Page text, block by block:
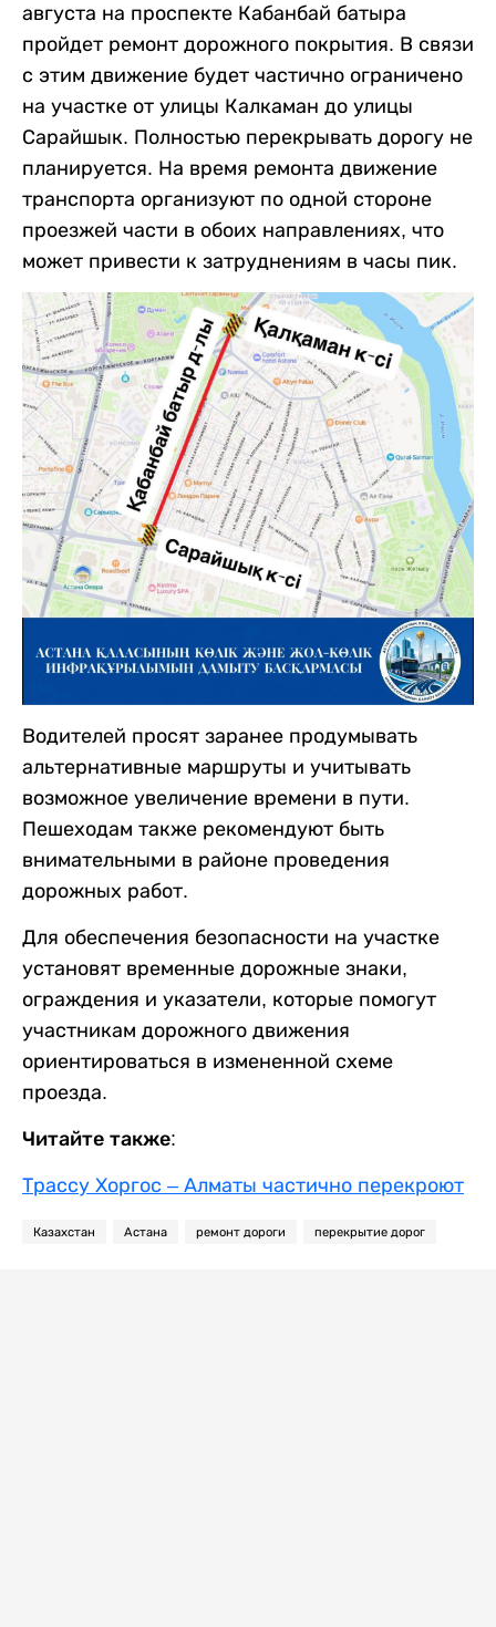
августа на проспекте Кабанбай батыра
пройдет ремонт дорожного покрытия. В связи
с этим движение будет частично ограничено
на участке от улицы Калкаман до улицы
Сарайшык. Полностью перекрывать дорогу не
планируется. На время ремонта движение
транспорта организуют по одной стороне
проезжей части в обоих направлениях, что
может привести к затруднениям в часы пик.
Водителей просят заранее продумывать
альтернативные маршруты и учитывать
возможное увеличение времени в пути.
Пешеходам также рекомендуют быть
внимательными в районе проведения
дорожных работ.
Для обеспечения безопасности на участке
установят временные дорожные знаки,
ограждения и указатели, которые помогут
участникам дорожного движения
ориентироваться в измененной схеме
проезда.
Читайте также:
Трассу Хоргос – Алматы частично перекроют
Казахстан Астана ремонт дороги перекрытие дорог